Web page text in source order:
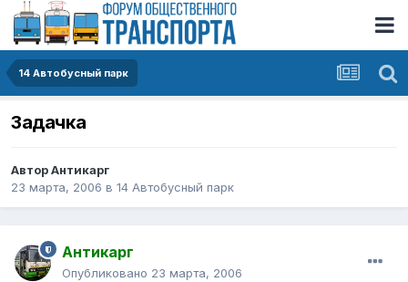
14 Автобусный парк
Задачка
АвторАнтикарг
23 марта, 2006 в 14 Автобусный парк
Антикарг
Опубликовано 23 марта, 2006